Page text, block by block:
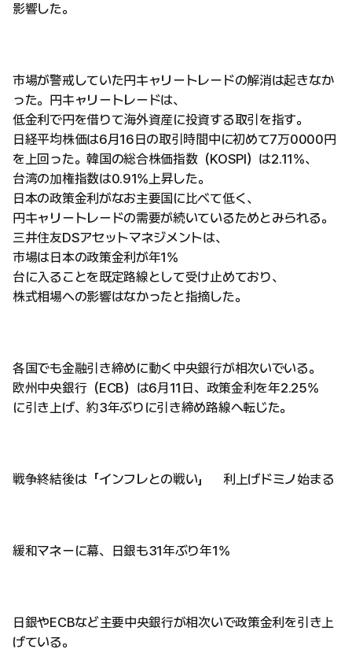
影響した。
市場が警戒していた円キャリートレードの解消は起きなか
った。円キャリートレードは、
低金利で円を借りて海外資産に投資する取引を指す。
日経平均株価は6月16日の取引時間中に初めて7万0000円
を上回った。韓国の総合株価指数（KOSPI）は2.11%、
台湾の加権指数は0.91%上昇した。
日本の政策金利がなお主要国に比べて低く、
円キャリートレードの需要が続いているためとみられる。
三井住友DSアセットマネジメントは、
市場は日本の政策金利が年1%
台に入ることを既定路線として受け止めており、
株式相場への影響はなかったと指摘した。
各国でも金融引き締めに動く中央銀行が相次いでいる。
欧州中央銀行（ECB）は6月11日、政策金利を年2.25%
に引き上げ、約3年ぶりに引き締め路線へ転じた。
戦争終結後は「インフレとの戦い」 利上げドミノ始まる
緩和マネーに幕、日銀も31年ぶり年1%
日銀やECBなど主要中央銀行が相次いで政策金利を引き上
げている。